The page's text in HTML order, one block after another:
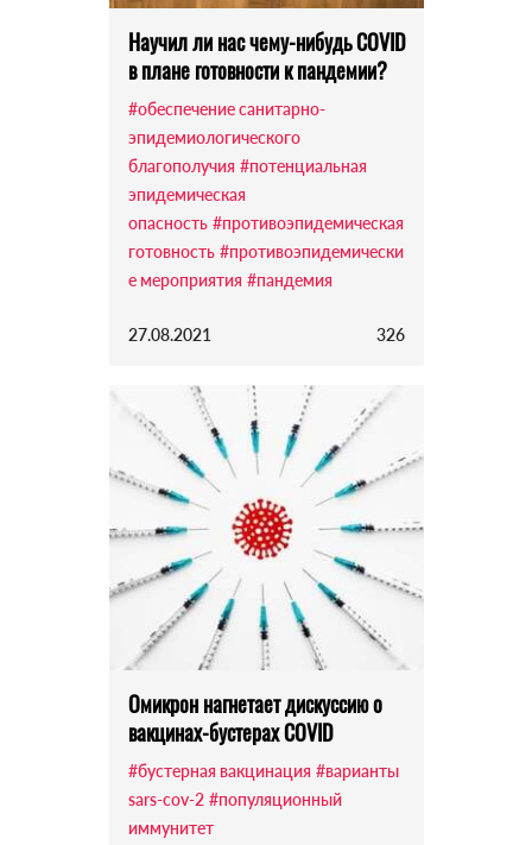
Научил ли нас чему-нибудь COVID
в плане готовности к пандемии?
#обеспечение санитарно-
эпидемиологического
благополучия #потенциальная
эпидемическая
опасность #противоэпидемическая
готовность #противоэпидемически
е мероприятия #пандемия
27.08.2021 326
Омикрон нагнетает дискуссию о
вакцинах-бустерах COVID
#бустерная вакцинация #варианты
sars-cov-2 #популяционный
иммунитет